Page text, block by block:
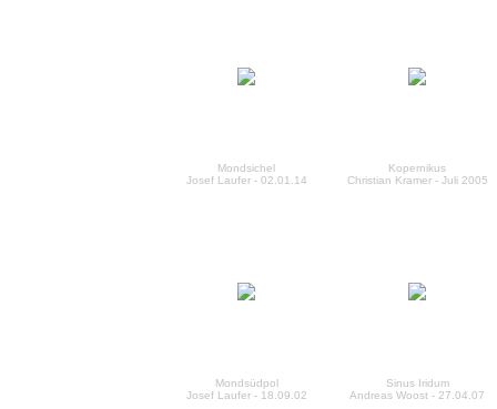
Mondsichel
Josef Laufer - 02.01.14
Kopernikus
Christian Kramer - Juli 2005
Mondsüdpol
Josef Laufer - 18.09.02
Sinus Iridum
Andreas Woost - 27.04.07